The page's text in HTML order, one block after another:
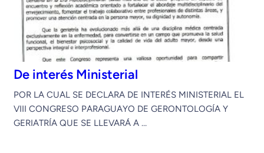
De interés Ministerial
POR LA CUAL SE DECLARA DE INTERÉS MINISTERIAL EL
VIII CONGRESO PARAGUAYO DE GERONTOLOGÍA Y
GERIATRÍA QUE SE LLEVARÁ A …